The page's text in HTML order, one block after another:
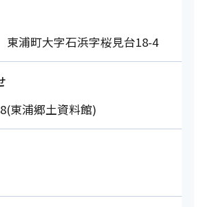
浦町大字石浜字桜見台18-4
東浦郷土資料館)